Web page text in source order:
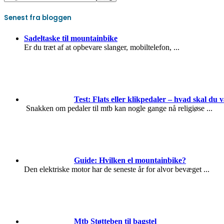
Senest fra bloggen
Sadeltaske til mountainbike
Er du træt af at opbevare slanger, mobiltelefon, ...
Test: Flats eller klikpedaler – hvad skal du
Snakken om pedaler til mtb kan nogle gange nå religiøse ...
Guide: Hvilken el mountainbike?
Den elektriske motor har de seneste år for alvor bevæget ...
Mtb Støtteben til bagstel